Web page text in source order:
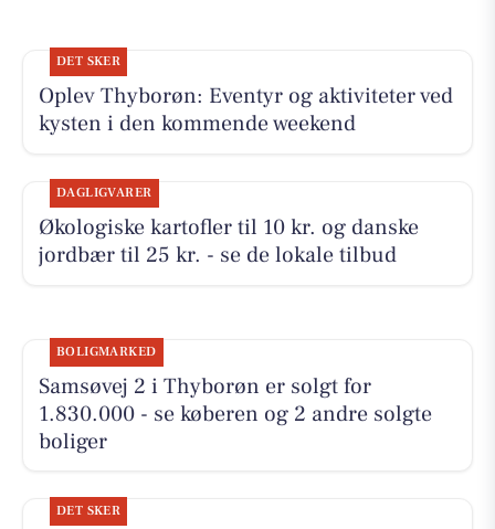
DET SKER
Oplev Thyborøn: Eventyr og aktiviteter ved
kysten i den kommende weekend
DAGLIGVARER
Økologiske kartofler til 10 kr. og danske
jordbær til 25 kr. - se de lokale tilbud
BOLIGMARKED
Samsøvej 2 i Thyborøn er solgt for
1.830.000 - se køberen og 2 andre solgte
boliger
DET SKER